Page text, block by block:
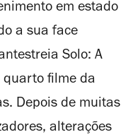
em estado
a sua face
Solo: A
filme da
Depois de muitas
alterações